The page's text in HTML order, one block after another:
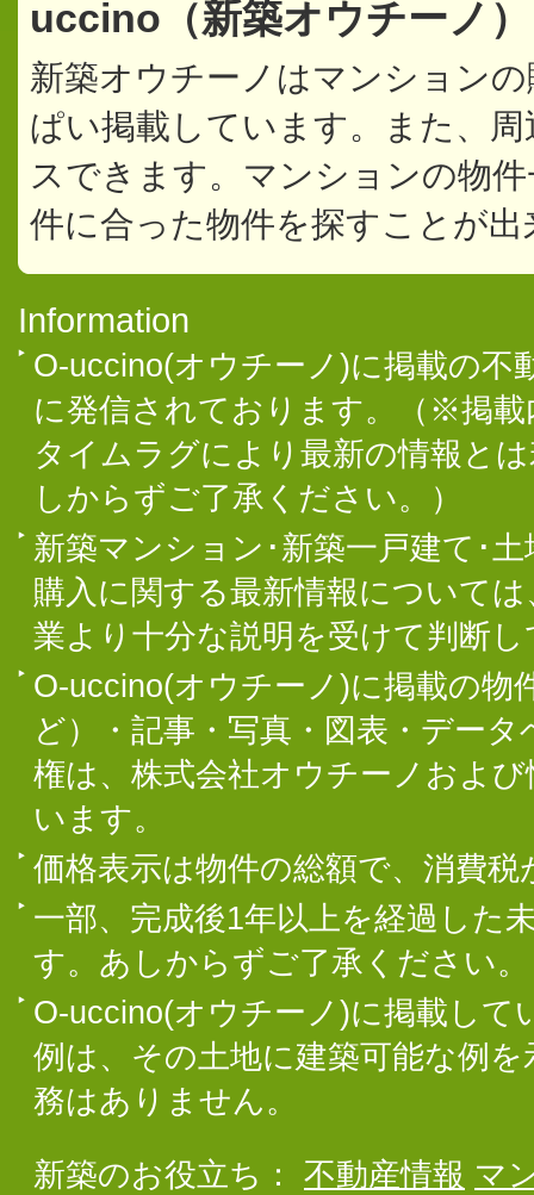
uccino（新築オウチーノ
新築オウチーノはマンション
ぱい掲載しています。また、
スできます。マンションの物
件に合った物件を探すことが出
Information
O-uccino(オウチーノ)に掲載の不
に発信されております。（※掲
タイムラグにより最新の情報と
しからずご了承ください。）
新築マンション･新築一戸建て･
購入に関する最新情報について
業より十分な説明を受けて判断
O-uccino(オウチーノ)に掲載の物
ど）・記事・写真・図表・デー
権は、株式会社オウチーノおよ
います。
価格表示は物件の総額で、消費
一部、完成後1年以上を経過した
す。あしからずご了承ください。
O-uccino(オウチーノ)に掲載して
例は、その土地に建築可能な例
務はありません。
新築のお役立ち： 不動産情報 マ